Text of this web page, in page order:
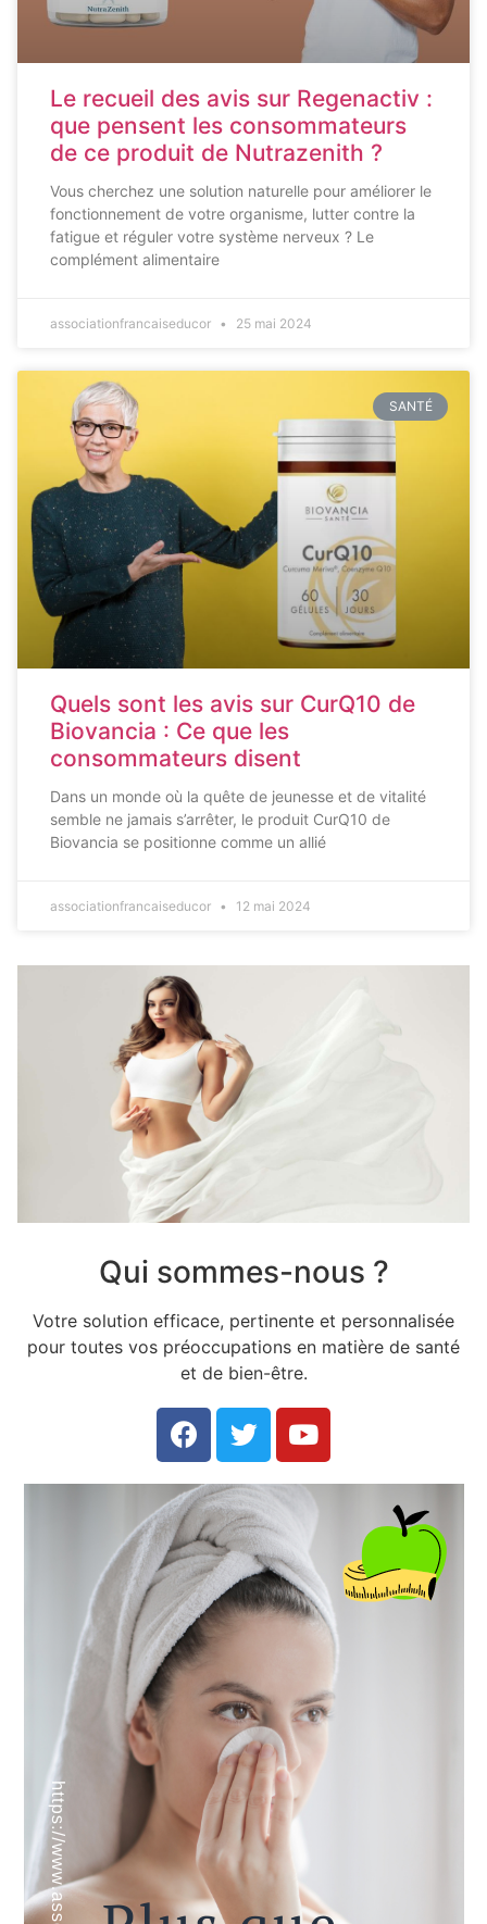
Le recueil des avis sur Regenactiv :
que pensent les consommateurs
de ce produit de Nutrazenith ?
Vous cherchez une solution naturelle pour améliorer le
fonctionnement de votre organisme, lutter contre la
fatigue et réguler votre système nerveux ? Le
complément alimentaire
associationfrancaiseducor 25 mai 2024
SANTÉ
Quels sont les avis sur CurQ10 de
Biovancia : Ce que les
consommateurs disent
Dans un monde où la quête de jeunesse et de vitalité
semble ne jamais s’arrêter, le produit CurQ10 de
Biovancia se positionne comme un allié
associationfrancaiseducor 12 mai 2024
Qui sommes-nous ?
Votre solution efficace, pertinente et personnalisée
pour toutes vos préoccupations en matière de santé
et de bien-être.